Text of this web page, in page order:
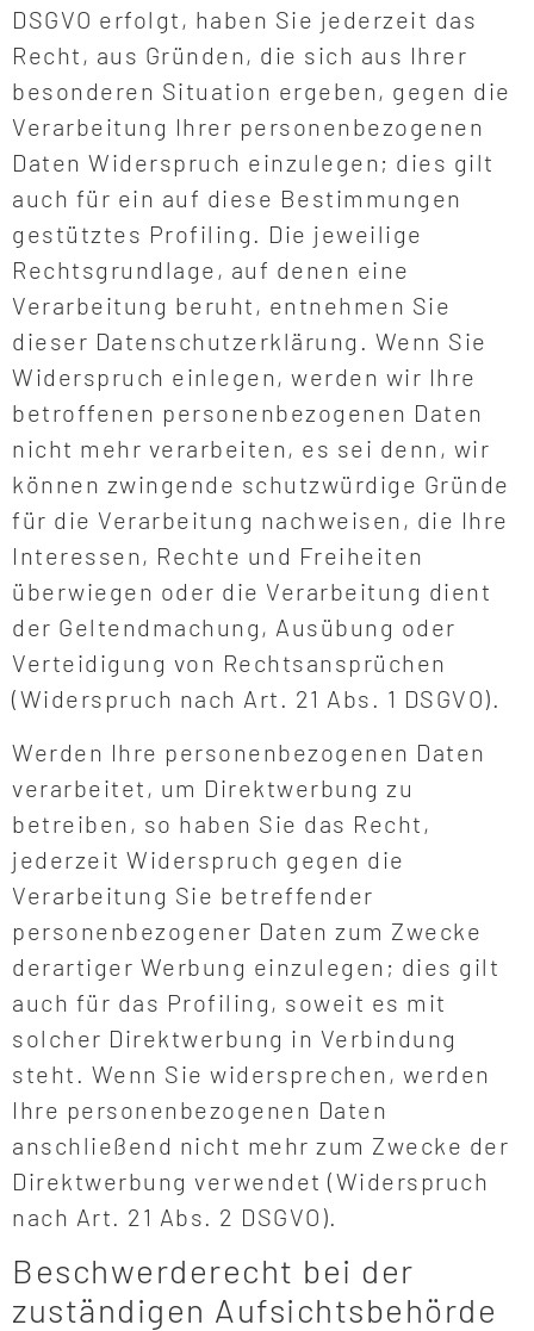
DSGVO erfolgt, haben Sie jederzeit das
Recht, aus Gründen, die sich aus Ihrer
besonderen Situation ergeben, gegen die
Verarbeitung Ihrer personenbezogenen
Daten Widerspruch einzulegen; dies gilt
auch für ein auf diese Bestimmungen
gestütztes Profiling. Die jeweilige
Rechtsgrundlage, auf denen eine
Verarbeitung beruht, entnehmen Sie
dieser Datenschutzerklärung. Wenn Sie
Widerspruch einlegen, werden wir Ihre
betroffenen personenbezogenen Daten
nicht mehr verarbeiten, es sei denn, wir
können zwingende schutzwürdige Gründe
für die Verarbeitung nachweisen, die Ihre
Interessen, Rechte und Freiheiten
überwiegen oder die Verarbeitung dient
der Geltendmachung, Ausübung oder
Verteidigung von Rechtsansprüchen
(Widerspruch nach Art. 21 Abs. 1 DSGVO).
Werden Ihre personenbezogenen Daten
verarbeitet, um Direktwerbung zu
betreiben, so haben Sie das Recht,
jederzeit Widerspruch gegen die
Verarbeitung Sie betreffender
personenbezogener Daten zum Zwecke
derartiger Werbung einzulegen; dies gilt
auch für das Profiling, soweit es mit
solcher Direktwerbung in Verbindung
steht. Wenn Sie widersprechen, werden
Ihre personenbezogenen Daten
anschließend nicht mehr zum Zwecke der
Direktwerbung verwendet (Widerspruch
nach Art. 21 Abs. 2 DSGVO).
Beschwerderecht bei der
zuständigen Aufsichtsbehörde